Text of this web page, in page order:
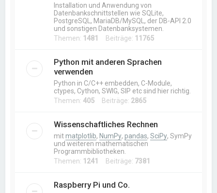
Installation und Anwendung von
Datenbankschnittstellen wie SQLite,
PostgreSQL, MariaDB/MySQL, der DB-API 2.0
und sonstigen Datenbanksystemen.
Themen: 1481 Beiträge: 11765
Python mit anderen Sprachen
verwenden
Python in C/C++ embedden, C-Module,
ctypes, Cython, SWIG, SIP etc sind hier richtig.
Themen:405 Beiträge: 2865
Wissenschaftliches Rechnen
mitmatplotlib, NumPy,pandas,SciPy, SymPy
und weiteren mathematischen
Programmbibliotheken.
Themen: 1241 Beiträge: 7381
Raspberry Pi und Co.